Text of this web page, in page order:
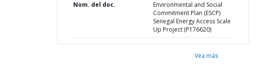
Nom. del doc.
Environmental and Social
Commitment Plan (ESCP)
Senegal Energy Access Scale
Up Project (P176620)
Vea más